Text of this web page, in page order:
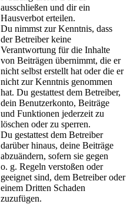
ausschließen und dir ein
Hausverbot erteilen.
Du nimmst zur Kenntnis, dass
der Betreiber keine
Verantwortung für die Inhalte
von Beiträgen übernimmt, die er
nicht selbst erstellt hat oder die er
nicht zur Kenntnis genommen
hat. Du gestattest dem Betreiber,
dein Benutzerkonto, Beiträge
und Funktionen jederzeit zu
löschen oder zu sperren.
Du gestattest dem Betreiber
darüber hinaus, deine Beiträge
abzuändern, sofern sie gegen
o. g. Regeln verstoßen oder
geeignet sind, dem Betreiber oder
einem Dritten Schaden
zuzufügen.